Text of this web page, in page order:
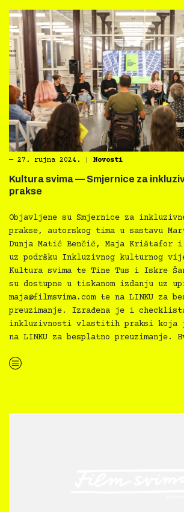
― 27. rujna 2024. Novosti
Kultura svima — Smjernice za
prakse
Objavljene su Smjernice za
prakse, autorskog tima u sastavu
Dunja Matić Benčić, Maja Krištafor i
uz podršku Inkluzivnog kulturnog
Kultura svima te Tine Tus i Iskre
su dostupne u tiskanom izdanju uz
maja@filmsvima.comte na LINKU za
preuzimanje. Izrađena je i
inkluzivnosti vlastitih praksi koja
na LINKU za besplatno preuzimanje.
“Kultura svima — Smjernice za inkluzivne kulturne prakse”